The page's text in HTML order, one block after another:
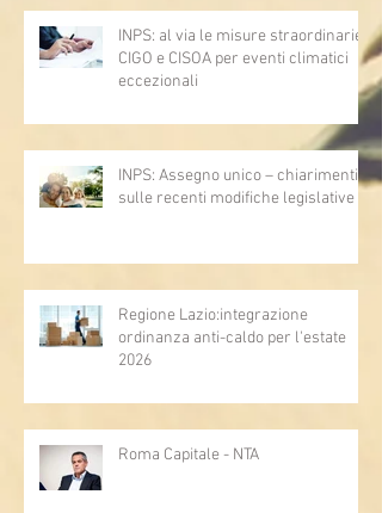
INPS: al via le misure straordinarie
CIGO e CISOA per eventi climatici
eccezionali
INPS: Assegno unico – chiarimenti
sulle recenti modifiche legislative
Regione Lazio:integrazione
ordinanza anti-caldo per l'estate
2026
Roma Capitale - NTA